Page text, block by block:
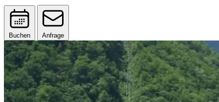
Buchen Anfrage